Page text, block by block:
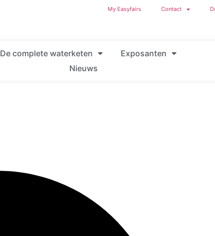
My Easyfairs Contact
De complete waterketen
Exposanten
Nieuws